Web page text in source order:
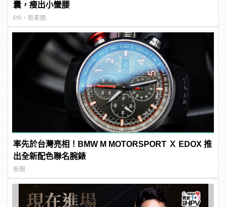
囊，瘦出小蠻腰
PR・新素簡
率先於台灣亮相！BMW M MOTORSPORT Ｘ EDOX 推
出全新配色聯名腕錶
新聞